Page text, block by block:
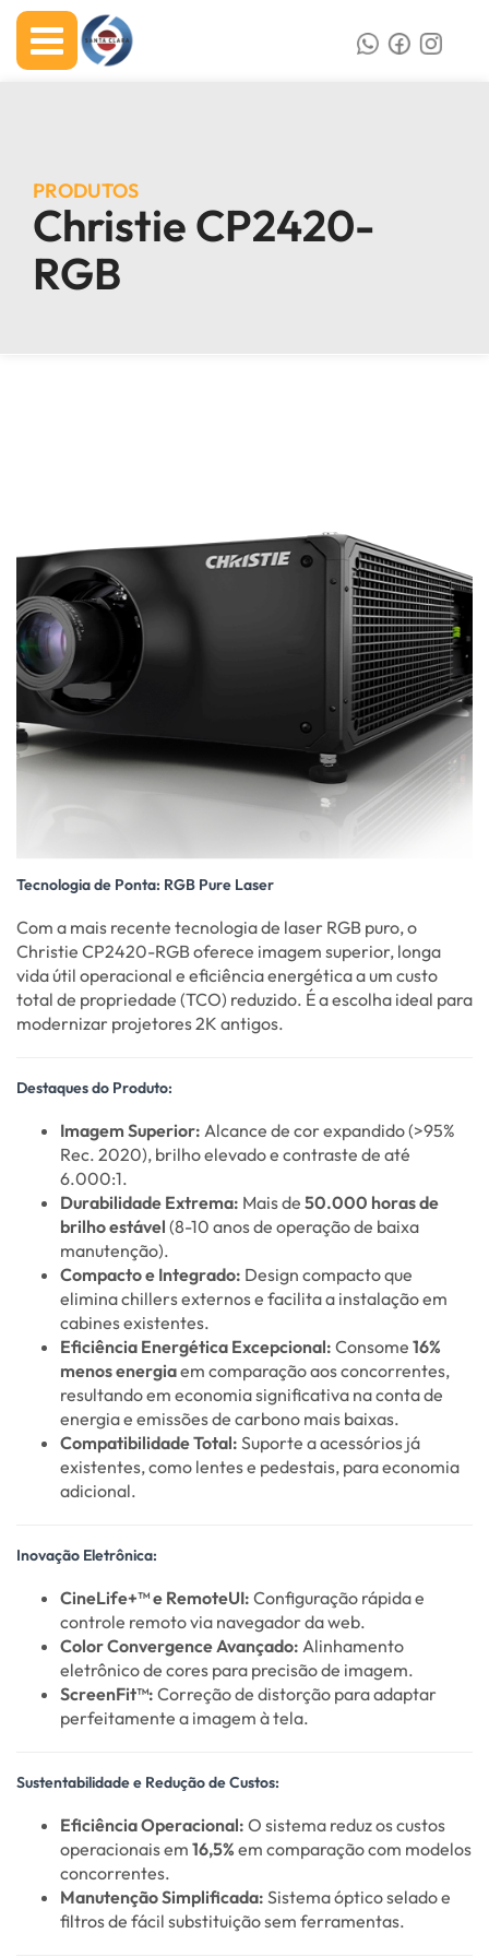
PRODUTOS
Christie CP2420-
RGB
Tecnologia de Ponta: RGB Pure Laser
Com a mais recente tecnologia de laser RGB puro, o
Christie CP2420-RGB oferece imagem superior, longa
vida útil operacional e eficiência energética a um custo
total de propriedade (TCO) reduzido. É a escolha ideal para
modernizar projetores 2K antigos.
Destaques do Produto:
Imagem Superior: Alcance de cor expandido (>95%
Rec. 2020), brilho elevado e contraste de até
6.000:1.
Durabilidade Extrema: Mais de 50.000 horas de
brilho estável (8-10 anos de operação de baixa
manutenção).
Compacto e Integrado: Design compacto que
elimina chillers externos e facilita a instalação em
cabines existentes.
Eficiência Energética Excepcional: Consome 16%
menos energiaem comparação aos concorrentes,
resultando em economia significativa na conta de
energia e emissões de carbono mais baixas.
Compatibilidade Total: Suporte a acessórios já
existentes, como lentes e pedestais, para economia
adicional.
Inovação Eletrônica:
CineLife+™ e RemoteUI: Configuração rápida e
controle remoto via navegador da web.
Color Convergence Avançado: Alinhamento
eletrônico de cores para precisão de imagem.
ScreenFit™: Correção de distorção para adaptar
perfeitamente a imagem à tela.
Sustentabilidade e Redução de Custos:
Eficiência Operacional: O sistema reduz os custos
operacionais em 16,5% em comparação com modelos
concorrentes.
Manutenção Simplificada: Sistema óptico selado e
filtros de fácil substituição sem ferramentas.